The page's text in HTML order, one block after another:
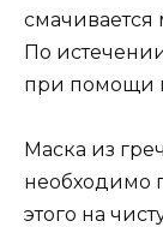
смачивается
По
при помощи
Маска из
необходимо
этого на